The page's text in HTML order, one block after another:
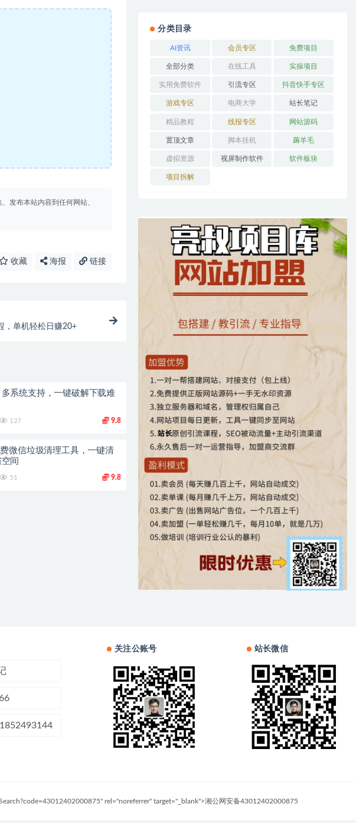
发布本站内容到任何网站、
收藏 海报 链接
，单机轻松日赚20+
系统支持，一键破解下载难
127 9.8
微信垃圾清理工具，一键清
间
51 9.8
分类目录
AI资讯 会员专区 免费项目
全部分类 在线工具 实操项目
实用免费软件 引流专区 抖音快手专区
游戏专区 电商大学 站长笔记
精品教程 线报专区 网站源码
置顶文章 脚本挂机 薅羊毛
虚拟资源 视屏制作软件 软件板块
项目拆解
关注公账号 站长微信
rel="noreferrer" target="_blank">湘公网安备43012402000875